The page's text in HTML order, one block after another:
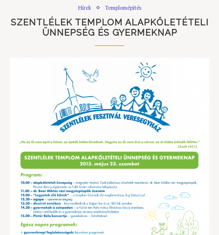
Hírek Templomépítés
SZENTLÉLEK TEMPLOM ALAPKŐLETÉTELI
ÜNNEPSÉG ÉS GYERMEKNAP